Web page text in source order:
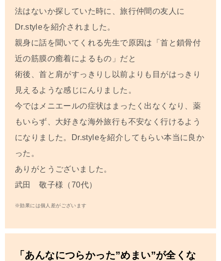
法はないか探していた時に、旅行仲間の友人に
Dr.styleを紹介されました。
親身に話を聞いてくれる先生で原因は「首と鎖骨付
近の筋膜の癒着によるもの」だと
術後、首と肩がすっきりし以前よりも目がはっきり
見えるような感じにんりました。
今ではメニエールの症状はまったく出なくなり、薬
もいらず、大好きな海外旅行も不安なく行けるよう
になりました。Dr.styleを紹介してもらい本当に良か
った。
ありがとうございました。
武田 敬子様（70代）
※効果には個人差がございます
「あんなにつらかった”めまい”が全くな